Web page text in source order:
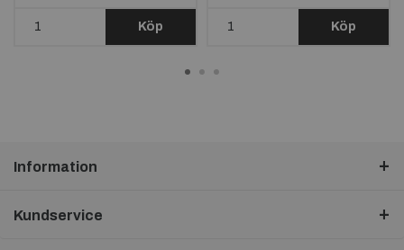
Köp Köp
Information
Kundservice